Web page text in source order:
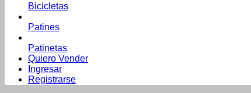
Bicicletas
Patines
Patinetas
Quiero Vender
Ingresar
Registrarse